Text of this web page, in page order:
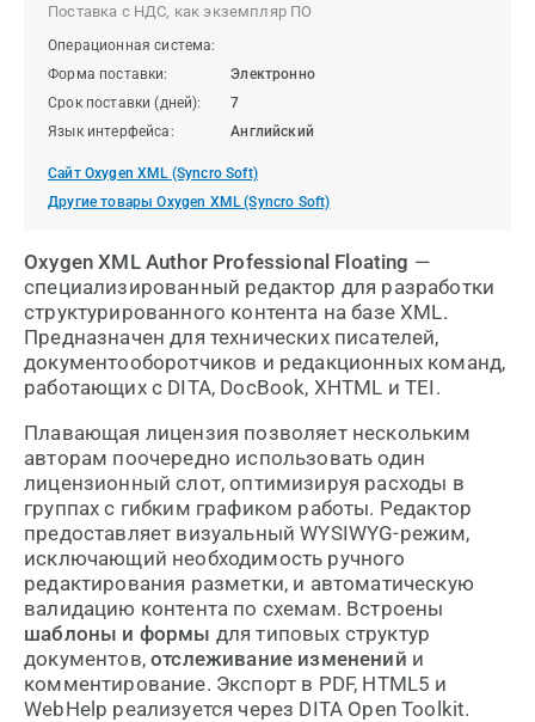
Поставка с НДС, как экземпляр ПО
Операционная система:
Форма поставки:
Электронно
Срок поставки (дней):
7
Язык интерфейса:
Английский
Сайт Oxygen XML (Syncro Soft)
Другие товары Oxygen XML (Syncro Soft)
Oxygen XML Author Professional Floating —
специализированный редактор для разработки
структурированного контента на базе XML.
Предназначен для технических писателей,
документооборотчиков и редакционных команд,
работающих с DITA, DocBook, XHTML и TEI.
Плавающая лицензия позволяет нескольким
авторам поочередно использовать один
лицензионный слот, оптимизируя расходы в
группах с гибким графиком работы. Редактор
предоставляет визуальный WYSIWYG-режим,
исключающий необходимость ручного
редактирования разметки, и автоматическую
валидацию контента по схемам. Встроены
шаблоны и формы для типовых структур
документов,отслеживание изменений и
комментирование. Экспорт в PDF, HTML5 и
WebHelp реализуется через DITA Open Toolkit.